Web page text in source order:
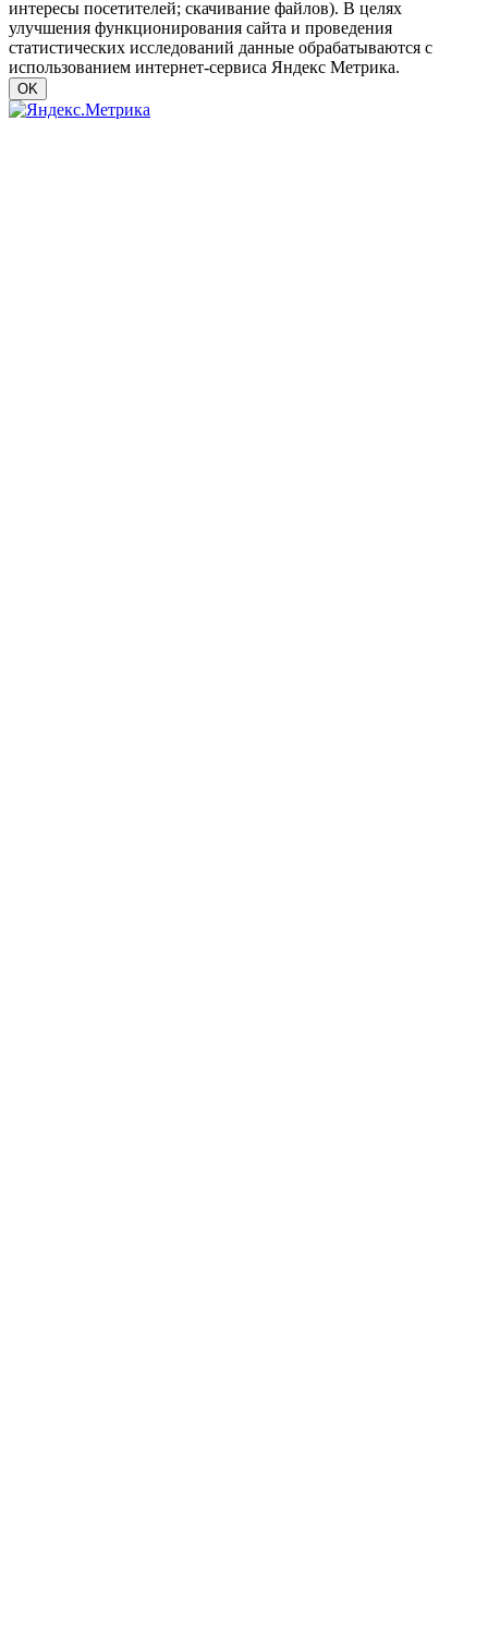
интересы посетителей; скачивание файлов). В целях
улучшения функционирования сайта и проведения
статистических исследований данные обрабатываются с
использованием интернет-сервиса Яндекс Метрика.
OK